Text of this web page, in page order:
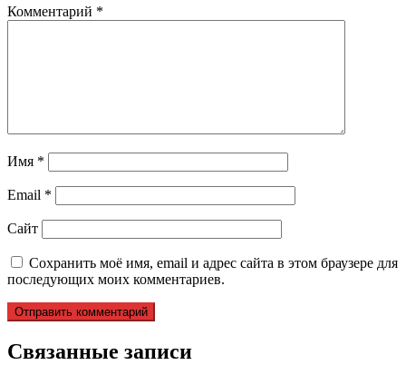
Комментарий *
Имя *
Email *
Сайт
Сохранить моё имя, email и адрес сайта в этом браузере для
последующих моих комментариев.
Связанные записи